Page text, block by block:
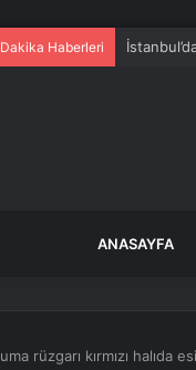
Haberleri
ANASAYFA
rüzgarı kırmızı halıda